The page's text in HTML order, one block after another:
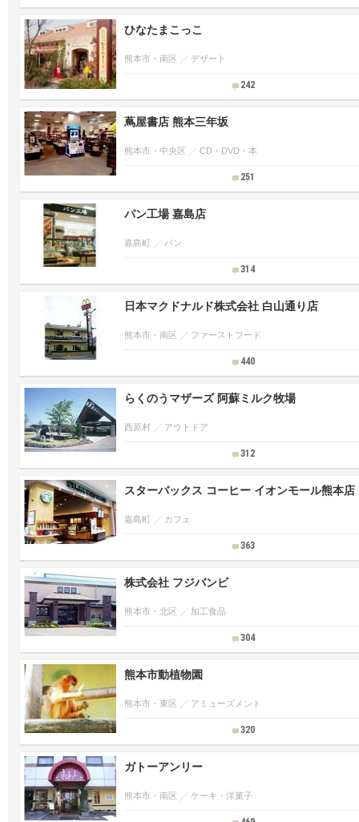
ひなたまこっこ
熊本市・南区 デザート
242
蔦屋書店 熊本三年坂
熊本市・中央区 CD・DVD・本
251
パン工場 嘉島店
嘉島町 パン
314
日本マクドナルド株式会社 白山通り店
熊本市・南区 ファーストフード
440
らくのうマザーズ 阿蘇ミルク牧場
西原村 アウトドア
312
スターバックス コーヒー イオンモール熊本店
嘉島町 カフェ
363
株式会社 フジバンビ
熊本市・北区 加工食品
304
熊本市動植物園
熊本市・東区 アミューズメント
320
ガトーアンリー
熊本市・南区 ケーキ・洋菓子